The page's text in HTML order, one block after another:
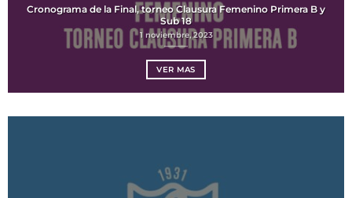
Cronograma de la Final, torneo Clausura Femenino Primera B y
Sub 18
1 noviembre, 2023
VER MAS